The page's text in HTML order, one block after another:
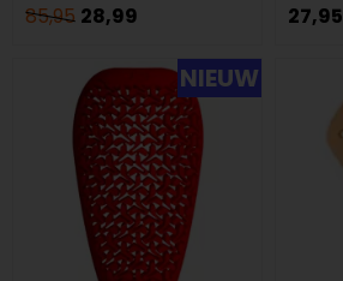
85,95 28,99
27,95
NIEUW